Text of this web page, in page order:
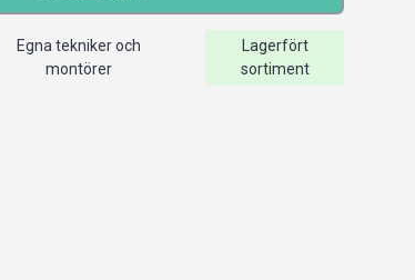
Egna tekniker och
montörer
Lagerfört
sortiment